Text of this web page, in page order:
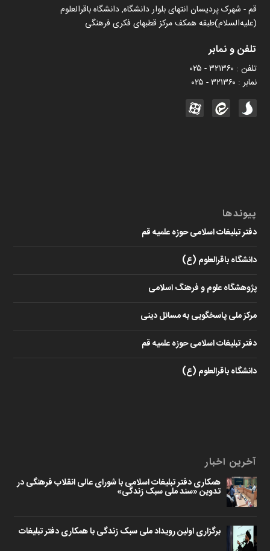
قم - شهرک پردیسان انتهای بلوار دانشگاه, دانشگاه باقرالعلوم
(علیه‌السلام)طبقه همکف مرکز قطبهای فکری فرهنگی
تلفن و نمابر
تلفن : ۳۲۱۳۶۰ - ۰۲۵
نمابر : ۳۲۱۳۶۰ - ۰۲۵
پیوندها
دفتر تبلیغات اسلامی حوزه علمیه قم
دانشگاه باقرالعلوم (ع)
پژوهشگاه علوم و فرهنگ اسلامی
مرکز ملی پاسخگویی به مسائل دینی
دفتر تبلیغات اسلامی حوزه علمیه قم
دانشگاه باقرالعلوم (ع)
آخرین اخبار
همکاری دفتر تبلیغات اسلامی با شورای عالی انقلاب فرهنگی در
تدوین «سند ملی سبک زندگی»
برگزاری اولین رویداد ملی سبک زندگی با همکاری دفتر تبلیغات